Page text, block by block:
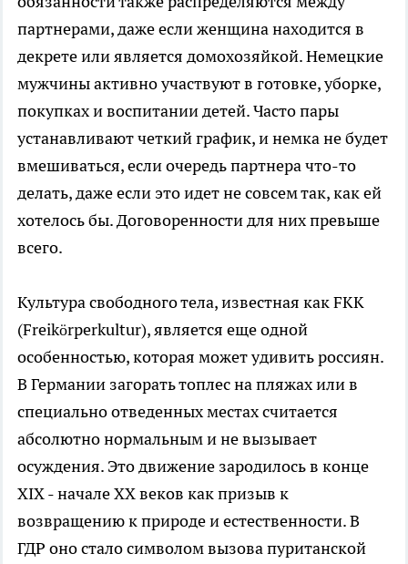
партнерами, даже если женщина находится в
декрете или является домохозяйкой. Немецкие
мужчины активно участвуют в готовке, уборке,
покупках и воспитании детей. Часто пары
устанавливают четкий график, и немка не будет
вмешиваться, если очередь партнера что-то
делать, даже если это идет не совсем так, как ей
хотелось бы. Договоренности для них превыше
всего.
Культура свободного тела, известная как FKK
(Freikörperkultur), является еще одной
особенностью, которая может удивить россиян.
В Германии загорать топлес на пляжах или в
специально отведенных местах считается
абсолютно нормальным и не вызывает
осуждения. Это движение зародилось в конце
XIX - начале XX веков как призыв к
возвращению к природе и естественности. В
ГДР оно стало символом вызова пуританской